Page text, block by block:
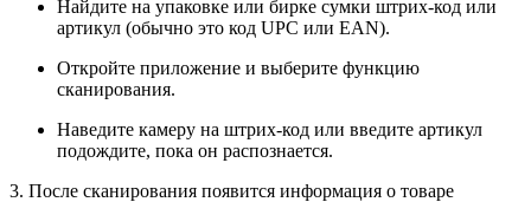
Найдите на упаковке или бирке сумки штрих-код или
артикул (обычно это код UPC или EAN).
Откройте приложение и выберите функцию
сканирования.
Наведите камеру на штрих-код или введите артикул
подождите, пока он распознается.
3. После сканирования появится информация о товаре